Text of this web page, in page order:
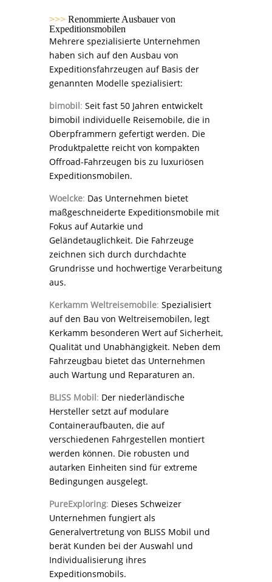
>>>Renommierte Ausbauer von
Expeditionsmobilen
Mehrere spezialisierte Unternehmen
haben sich auf den Ausbau von
Expeditionsfahrzeugen auf Basis der
genannten Modelle spezialisiert:
bimobil: Seit fast 50 Jahren entwickelt
bimobil individuelle Reisemobile, die in
Oberpframmern gefertigt werden. Die
Produktpalette reicht von kompakten
Offroad-Fahrzeugen bis zu luxuriösen
Expeditionsmobilen.
Woelcke: Das Unternehmen bietet
maßgeschneiderte Expeditionsmobile mit
Fokus auf Autarkie und
Geländetauglichkeit. Die Fahrzeuge
zeichnen sich durch durchdachte
Grundrisse und hochwertige Verarbeitung
aus.
Kerkamm Weltreisemobile: Spezialisiert
auf den Bau von Weltreisemobilen, legt
Kerkamm besonderen Wert auf Sicherheit,
Qualität und Unabhängigkeit. Neben dem
Fahrzeugbau bietet das Unternehmen
auch Wartung und Reparaturen an.
BLISS Mobil: Der niederländische
Hersteller setzt auf modulare
Containeraufbauten, die auf
verschiedenen Fahrgestellen montiert
werden können. Die robusten und
autarken Einheiten sind für extreme
Bedingungen ausgelegt.
PureExploring: Dieses Schweizer
Unternehmen fungiert als
Generalvertretung von BLISS Mobil und
berät Kunden bei der Auswahl und
Individualisierung ihres
Expeditionsmobils.